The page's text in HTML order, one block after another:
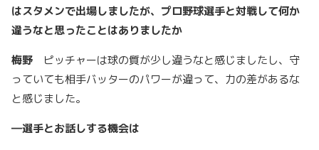
はスタメンで出場しましたが、プロ野球選手と対戦して何か
違うなと思ったことはありましたか
梅野 ピッチャーは球の質が少し違うなと感じましたし、守
っていても相手バッターのパワーが違って、力の差があるな
と感じました。
―選手とお話しする機会は